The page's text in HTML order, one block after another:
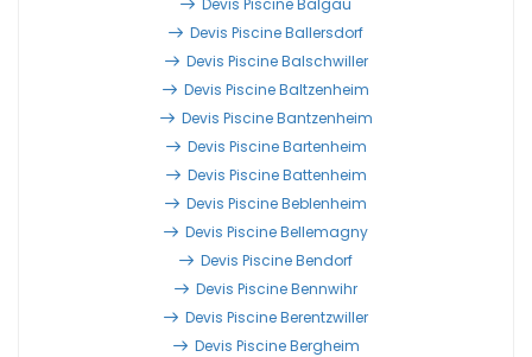
Devis Piscine Balgau
Devis Piscine Ballersdorf
Devis Piscine Balschwiller
Devis Piscine Baltzenheim
Devis Piscine Bantzenheim
Devis Piscine Bartenheim
Devis Piscine Battenheim
Devis Piscine Beblenheim
Devis Piscine Bellemagny
Devis Piscine Bendorf
Devis Piscine Bennwihr
Devis Piscine Berentzwiller
Devis Piscine Bergheim